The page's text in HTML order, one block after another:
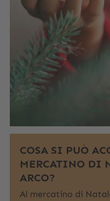
COSA SI PUÒ
MERCATINO DI
ARCO?
Al mercatino di